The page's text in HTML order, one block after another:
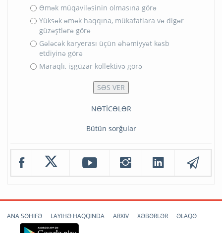
Əmək müqaviləsinin olmasına görə
Yüksək əmək haqqına, mükafatlara və digər
güzəştlərə görə
Gələcək karyerası üçün əhəmiyyət kəsb
etdiyinə görə
Maraqlı, işgüzar kollektivə görə
NƏTİCƏLƏR
Bütün sorğular
ANA SƏHİFƏ LAYİHƏ HAQQINDA ARXİV XƏBƏRLƏR ƏLAQƏ